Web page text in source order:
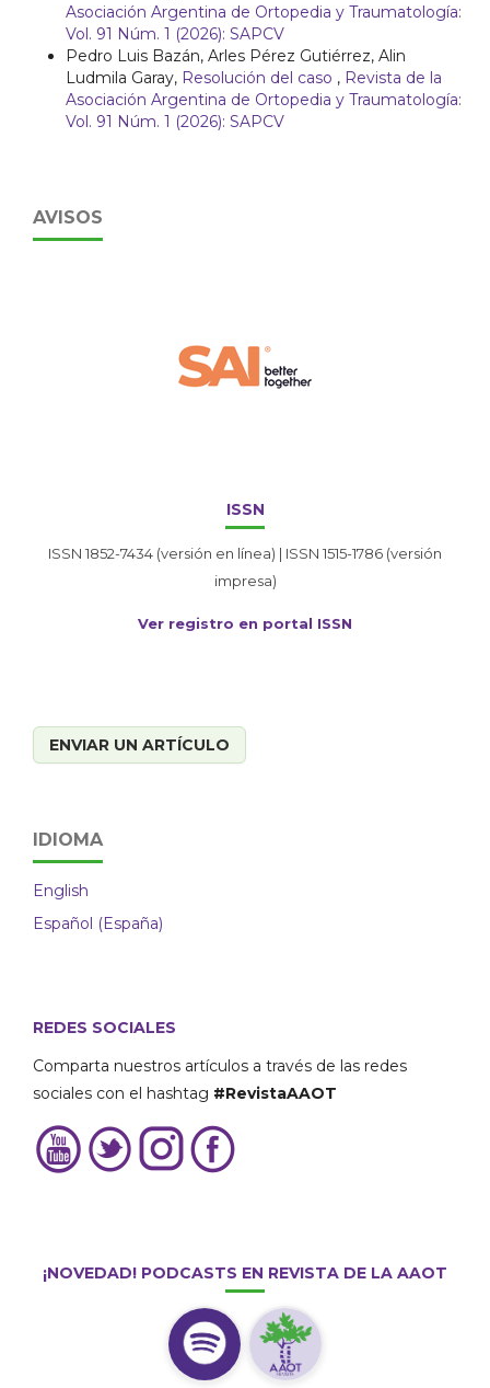
Asociación Argentina de Ortopedia y Traumatología:
Vol. 91 Núm. 1 (2026): SAPCV
Pedro Luis Bazán, Arles Pérez Gutiérrez, Alin
Ludmila Garay, Resolución del caso , Revista de la
Asociación Argentina de Ortopedia y Traumatología:
Vol. 91 Núm. 1 (2026): SAPCV
AVISOS
ISSN
ISSN 1852-7434 (versión en línea) | ISSN 1515-1786 (versión
impresa)
Ver registro en portal ISSN
ENVIAR UN ARTÍCULO
IDIOMA
English
Español (España)
REDES SOCIALES
Comparta nuestros artículos a través de las redes
sociales con el hashtag #RevistaAAOT
¡NOVEDAD! PODCASTS EN REVISTA DE LA AAOT